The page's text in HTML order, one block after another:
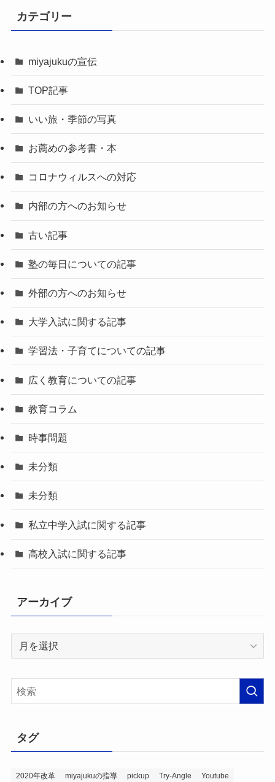
カテゴリー
miyajukuの宣伝
TOP記事
いい旅・季節の写真
お薦めの参考書・本
コロナウィルスへの対応
内部の方へのお知らせ
古い記事
塾の毎日についての記事
外部の方へのお知らせ
大学入試に関する記事
学習法・子育てについての記事
広く教育についての記事
教育コラム
時事問題
未分類
未分類
私立中学入試に関する記事
高校入試に関する記事
アーカイブ
イ
ブ
タグ
2020年改革 miyajukuの指導 pickup Try-Angle Youtube